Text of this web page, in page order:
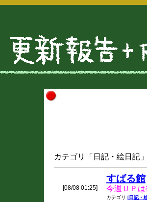
カテゴリ「日記・絵日記
[08/08 01:25]
すばる館
今週ＵＰ
カテゴリ [日記・